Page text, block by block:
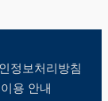
정보처리방침
용 안내